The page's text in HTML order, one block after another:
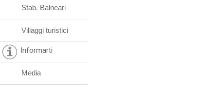
Stab. Balneari
Villaggi turistici
Informarti
Media